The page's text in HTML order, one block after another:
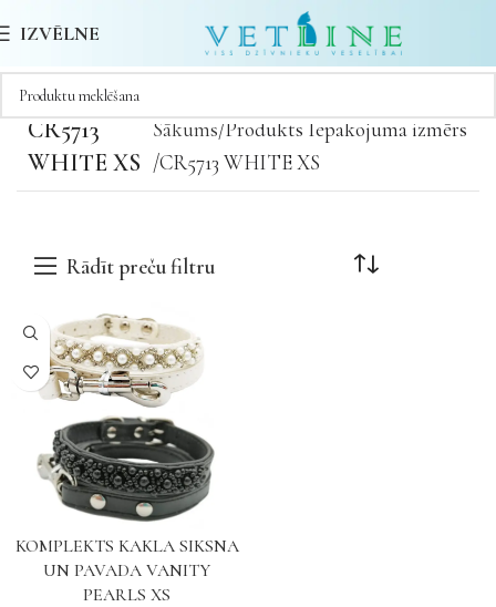
IZVĒLNE
CR5713
WHITE XS
Sākums Produkts Iepakojuma izmērs
CR5713 WHITE XS
Rādīt preču filtru
KOMPLEKTS KAKLA SIKSNA
UN PAVADA VANITY
PEARLS XS